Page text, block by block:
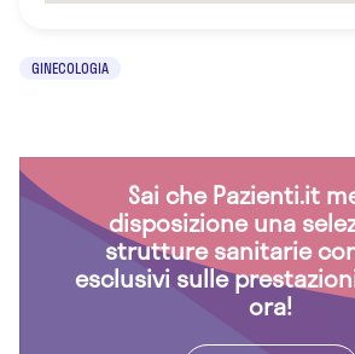
GINECOLOGIA
Sai che Pazienti.it
disposizione una
strutture sanitarie
esclusivi sulle
ora!